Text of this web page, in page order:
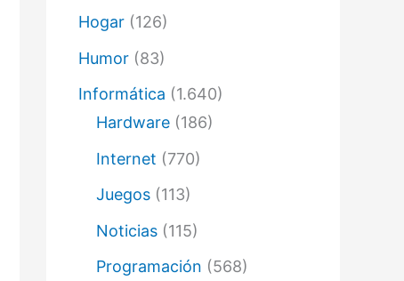
Hogar (126)
Humor (83)
Informática (1.640)
Hardware (186)
Internet (770)
Juegos (113)
Noticias (115)
Programación (568)